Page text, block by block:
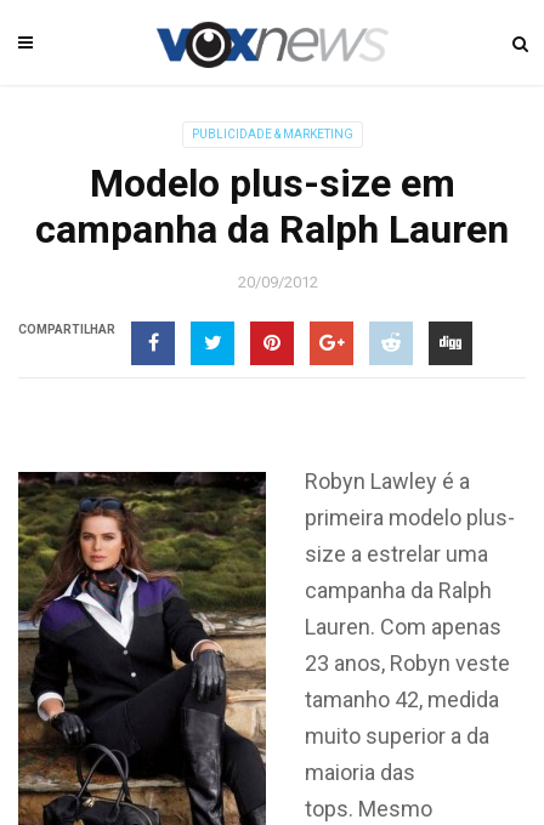
PUBLICIDADE & MARKETING
Modelo plus-size em
campanha da Ralph Lauren
20/09/2012
COMPARTILHAR
Robyn Lawley é a
primeira modelo plus-
size a estrelar uma
campanha da Ralph
Lauren. Com apenas
23 anos, Robyn veste
tamanho 42, medida
muito superior a da
maioria das
tops. Mesmo